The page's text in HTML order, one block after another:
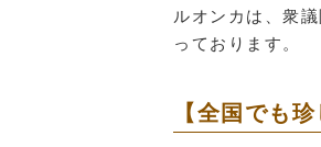
ルオンカは、衆
っております。
【全国でも